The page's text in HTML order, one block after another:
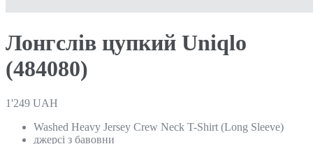
Лонгслів цупкий Uniqlo
(484080)
1'249 UAH
Washed Heavy Jersey Crew Neck T-Shirt (Long Sleeve)
джерсі з бавовни